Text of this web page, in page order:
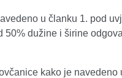
u članku 1. pod
dužine i širine
kako je